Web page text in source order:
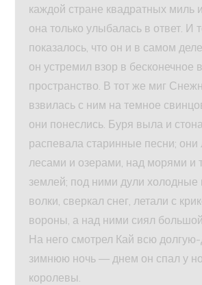
каждой стране квадратных миль
она только улыбалась в ответ. И
показалось, что он и в самом
он устремил взор в бесконечное
пространство. В тот же миг
взвилась с ним на темное
они понеслись. Буря выла и
распевала старинные песни; они
лесами и озерами, над морями и
землей; под ними дули холодные
волки, сверкал снег, летали с
вороны, а над ними сиял
На него смотрел Кай всю
зимнюю ночь — днем он спал у
королевы.